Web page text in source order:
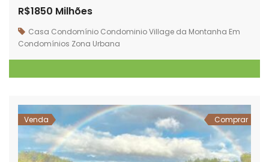
R$1850 Milhões
Casa Condomínio Condominio Village da Montanha Em
Condomínios Zona Urbana
Venda Comprar